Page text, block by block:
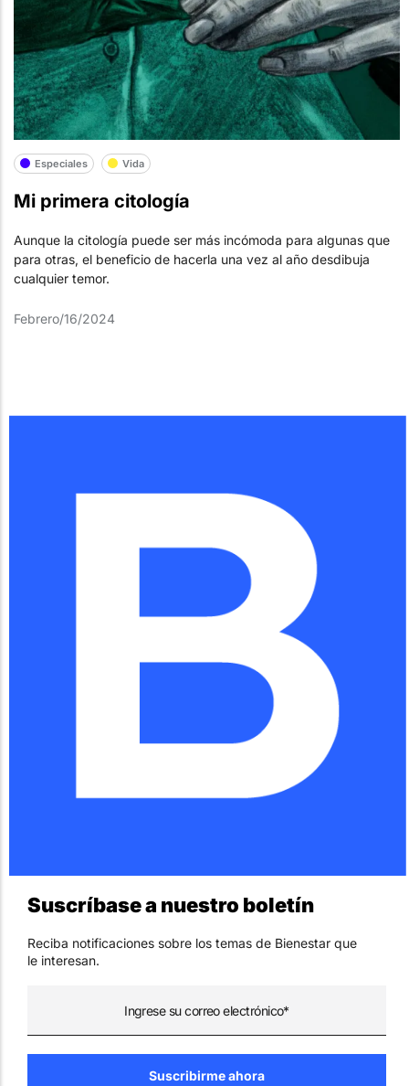
Especiales Vida
Mi primera citología
Aunque la citología puede ser más incómoda para algunas que
para otras, el beneficio de hacerla una vez al año desdibuja
cualquier temor.
Febrero/16/2024
Suscríbase a nuestro boletín
Reciba notificaciones sobre los temas de Bienestar que
le interesan.